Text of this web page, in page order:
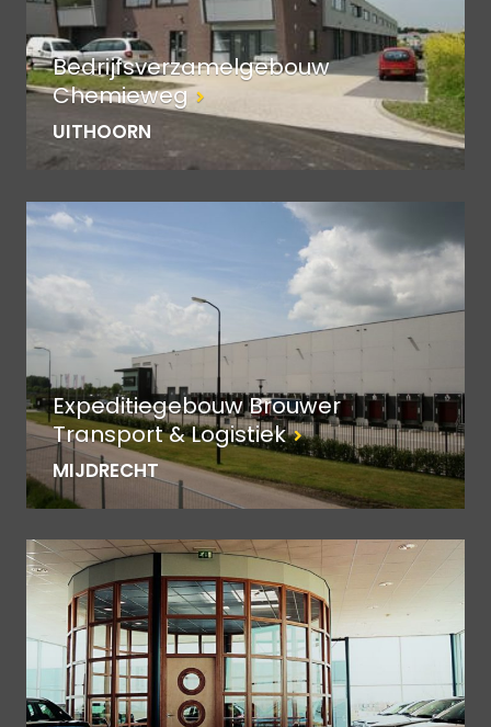
Bedrijfsverzamelgebouw
Chemieweg
UITHOORN
Expeditiegebouw Brouwer
Transport & Logistiek
MIJDRECHT